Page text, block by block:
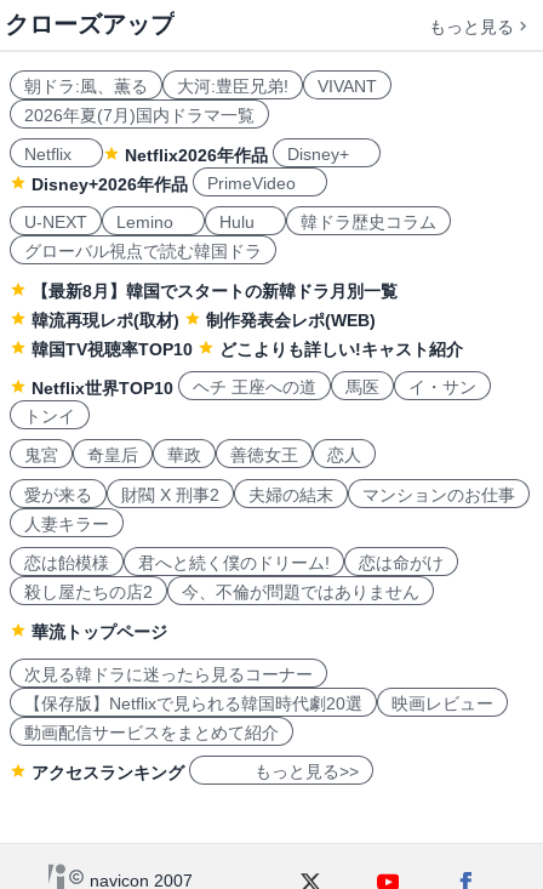
クローズアップ もっと見る
朝ドラ:風、薫る 大河:豊臣兄弟!
VIVANT
2026年夏(7月)国内ドラマ一覧
Netflix
Netflix2026年作品
Disney+
Disney+2026年作品
PrimeVideo
U-NEXT
Lemino Hulu
韓ドラ歴史コラム
グローバル視点で読む韓国ドラ
【最新8月】韓国でスタートの新韓ドラ月別一覧
韓流再現レポ(取材)
制作発表会レポ(WEB)
韓国TV視聴率TOP10
どこよりも詳しい!キャスト紹介
Netflix世界TOP10
ヘチ 王座への道 馬医
イ・サン
トンイ
鬼宮
奇皇后 華政 善徳女王 恋人
愛が来る 財閥 X 刑事2 夫婦の結末
マンションのお仕事
人妻キラー
恋は飴模様
君へと続く僕のドリーム!
恋は命がけ
殺し屋たちの店2
今、不倫が問題ではありません
華流トップページ
次見る韓ドラに迷ったら見るコーナー
【保存版】Netflixで見られる韓国時代劇20選
映画レビュー
動画配信サービスをまとめて紹介
アクセスランキング もっと見る>>
navicon 2007